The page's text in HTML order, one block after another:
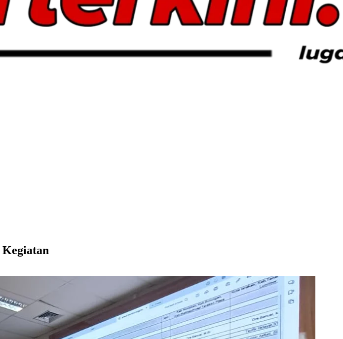
Kegiatan